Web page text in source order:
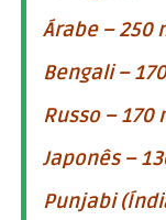
Árabe – 250
Bengali –
Russo – 170
Japonês –
Punjabi